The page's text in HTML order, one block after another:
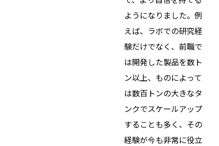
ようになりました。例
えば、ラボでの研究経
験だけでなく、前職で
は開発した製品を数ト
ン以上、ものによって
は数百トンの大きなタ
ンクでスケールアップ
することも多く、その
経験が今も非常に役立